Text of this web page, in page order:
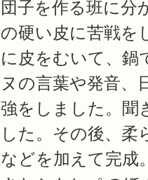
団子を作る班に分
の硬い皮に苦戦を
に皮をむいて、鍋
ヌの言葉や発音、
強をしました。聞
した。その後、
などを加えて完成